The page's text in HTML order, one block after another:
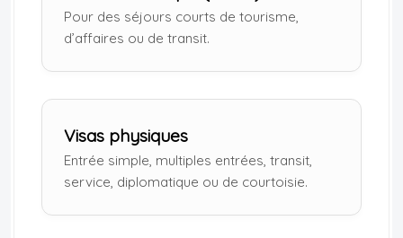
Pour des séjours courts de tourisme,
d’affaires ou de transit.
Visas physiques
Entrée simple, multiples entrées, transit,
service, diplomatique ou de courtoisie.